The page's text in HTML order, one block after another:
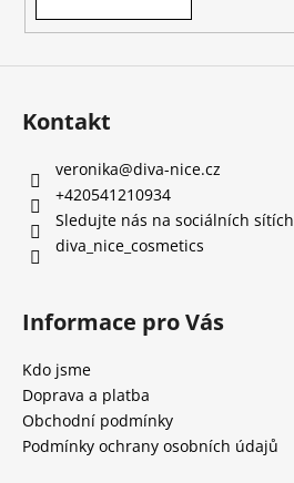
Kontakt
veronika@diva-nice.cz
+420541210934
Sledujte nás na sociálních sítích
diva_nice_cosmetics
Informace pro Vás
Kdo jsme
Doprava a platba
Obchodní podmínky
Podmínky ochrany osobních údajů